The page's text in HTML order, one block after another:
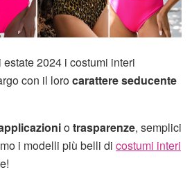
2024 i costumi interi
con il lorocarattere seducente
otrasparenze, semplici
i modelli più belli di costumi interi